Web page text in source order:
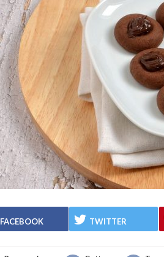
FACEBOOK TWITTER